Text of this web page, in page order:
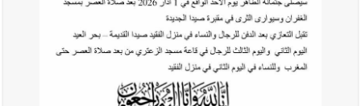
أخبار لبنان قراءات ومستجدات ومواقف في لبنان والمنطقة -
الإثنين 10-8-2026: إضراب في القطاع العام ؟ | هل يقاطع لبنان
جولة المفاوضات الثامنة؟ | موفد أميركي مهمّ إلى بيروت ؟ |
إسرائيل توسّع حربها على لبنان بالحرائق والتفجيرات؟